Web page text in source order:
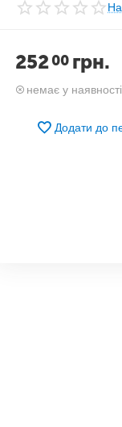
25200 грн.
немає у наявності
Додати до